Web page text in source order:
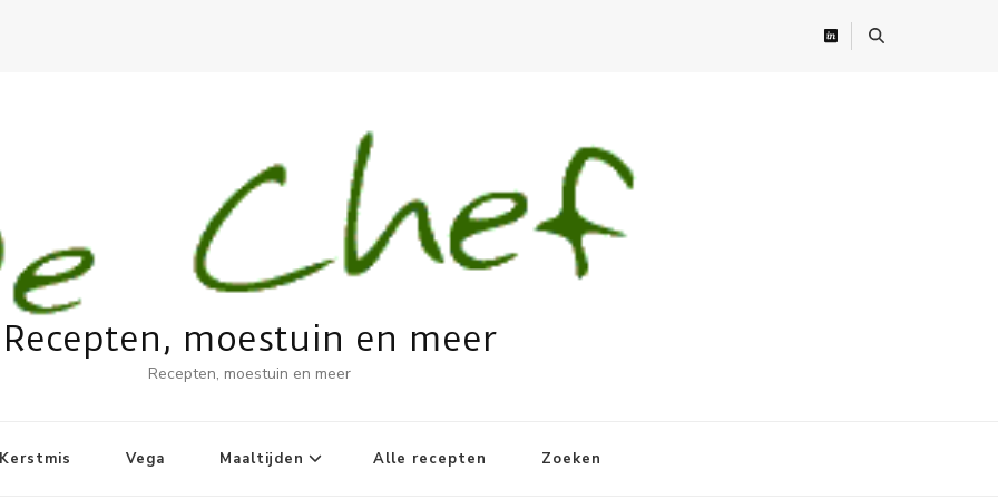
Recepten, moestuin en meer
Recepten, moestuin en meer
Vega Maaltijden Alle recepten Zoeken